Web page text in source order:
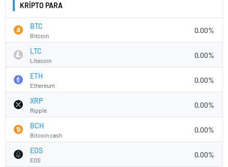
KRİPTO PARA
BTC
Bitcoin
0.00%
LTC
Litecoin
0.00%
ETH
Ethereum
0.00%
XRP
Ripple
0.00%
BCH
Bitcoin cash
0.00%
EOS
EOS
0.00%